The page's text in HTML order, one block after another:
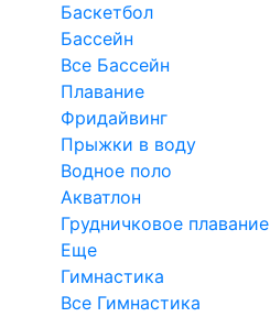
Баскетбол
Бассейн
Все Бассейн
Плавание
Фридайвинг
Прыжки в воду
Водное поло
Акватлон
Грудничковое плавание
Еще
Гимнастика
Все Гимнастика